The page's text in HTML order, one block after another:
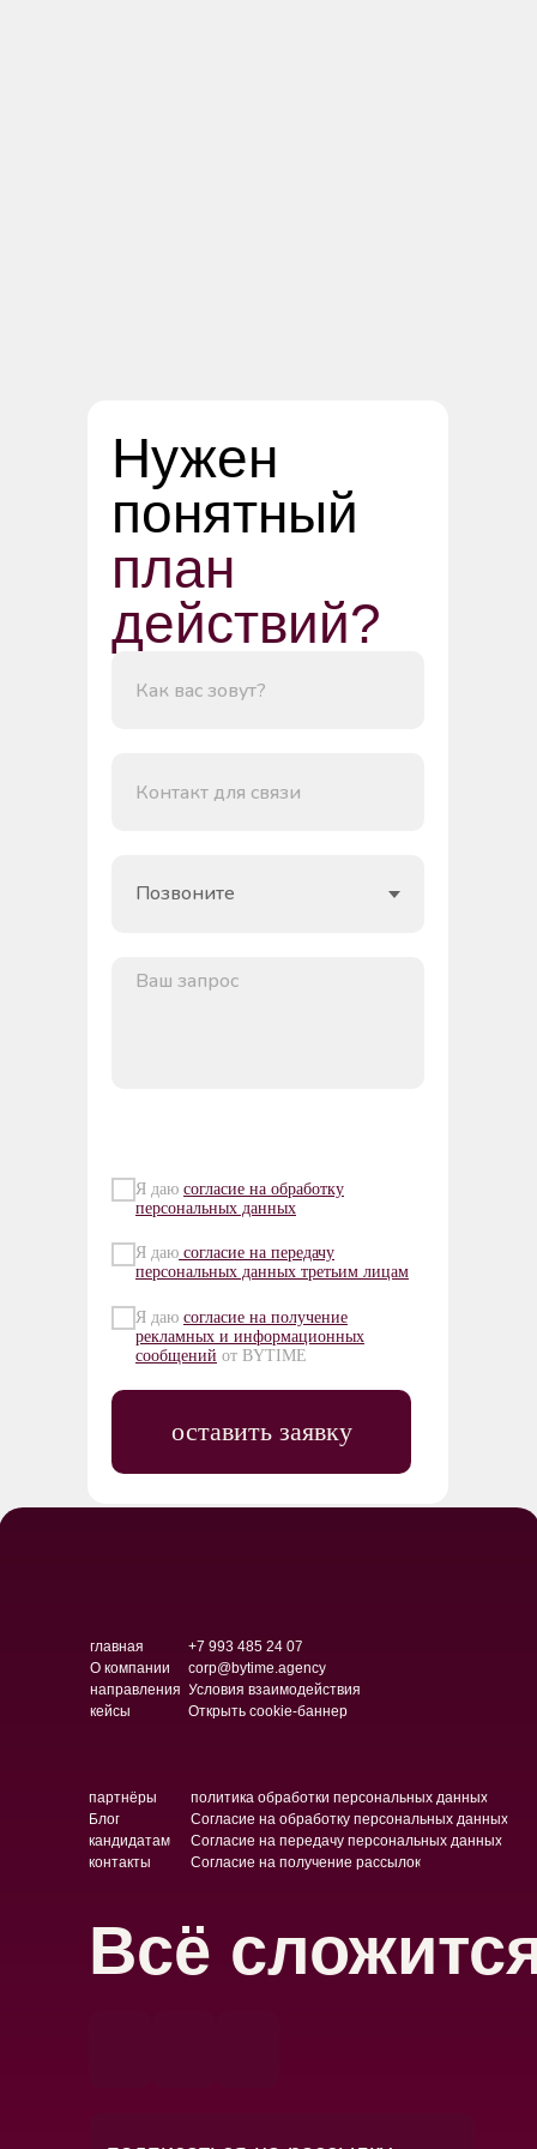
Нужен
понятный
план
действий?
Я даю согласие на обработку
персональных данных
Я даю согласие на передачу
персональных данных третьим лицам
Я даю согласие на получение
рекламных и информационных
сообщений от BYTIME
оставить заявку
Всё
главная
О компании
направления
кейсы
+7 993 485 24 07
corp@bytime.agency
Условия взаимодействия
Открыть cookie-баннер
партнёры
Блог
кандидатам
контакты
политика обработки персональных данных
Согласие на обработку персональных данных
Согласие на передачу персональных данных
Согласие на получение рассылок